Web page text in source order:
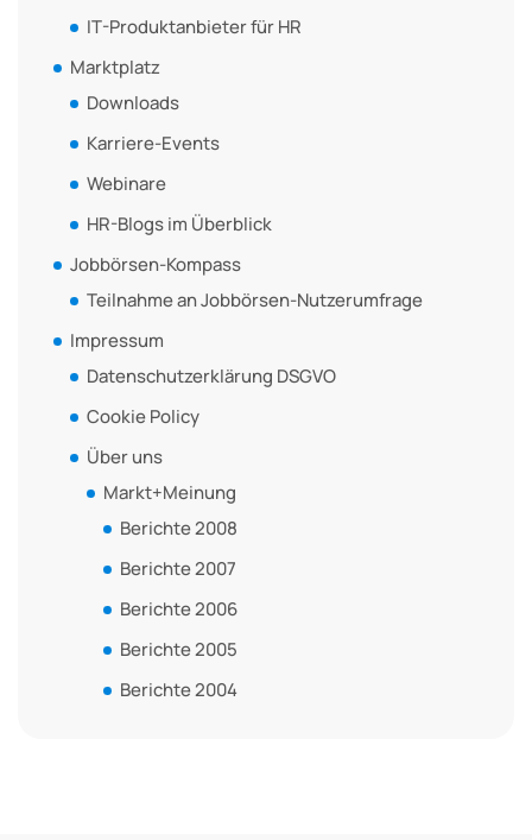
IT-Produktanbieter für HR
Marktplatz
Downloads
Karriere-Events
Webinare
HR-Blogs im Überblick
Jobbörsen-Kompass
Teilnahme an Jobbörsen-Nutzerumfrage
Impressum
Datenschutzerklärung DSGVO
Cookie Policy
Über uns
Markt+Meinung
Berichte 2008
Berichte 2007
Berichte 2006
Berichte 2005
Berichte 2004